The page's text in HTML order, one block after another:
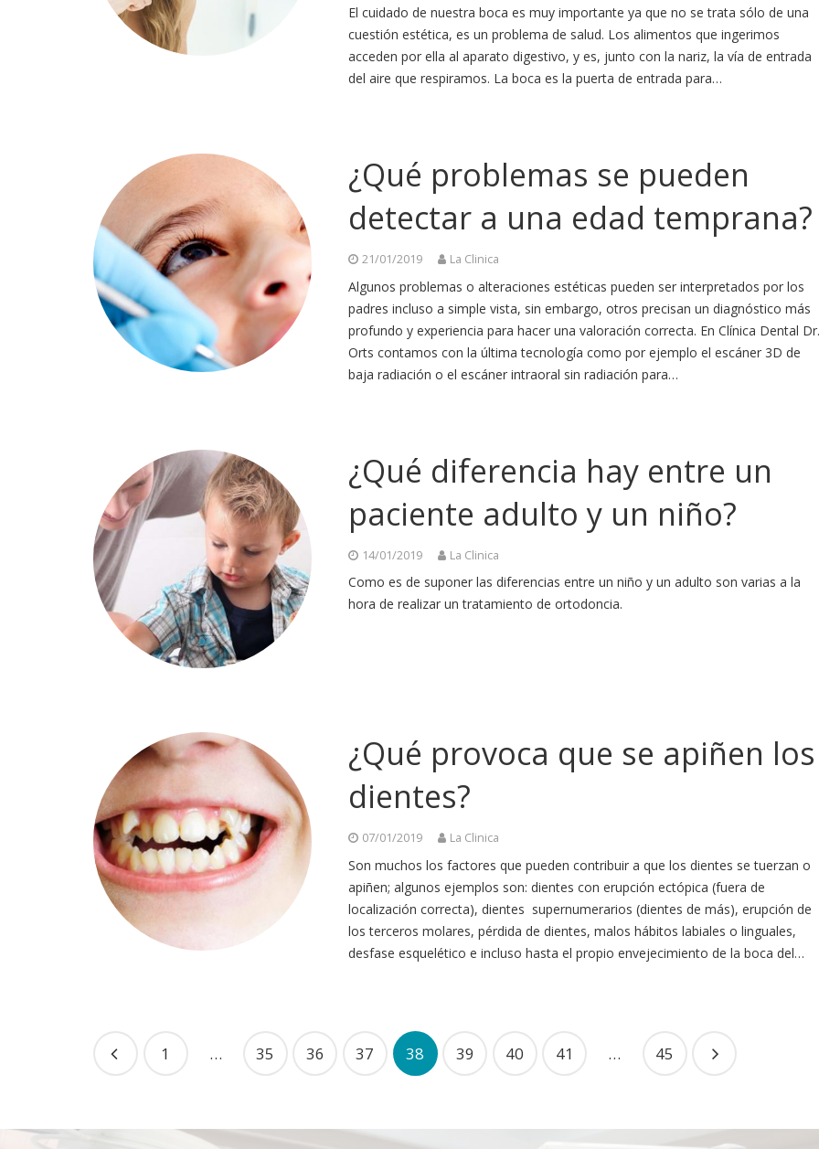
El cuidado de nuestra boca es muy importante ya que no se trata sólo de una
cuestión estética, es un problema de salud. Los alimentos que ingerimos
acceden por ella al aparato digestivo, y es, junto con la nariz, la vía de entrada
del aire que respiramos. La boca es la puerta de entrada para…
¿Qué problemas se pueden
detectar a una edad temprana?
21/01/2019 La Clinica
Algunos problemas o alteraciones estéticas pueden ser interpretados por los
padres incluso a simple vista, sin embargo, otros precisan un diagnóstico más
profundo y experiencia para hacer una valoración correcta. En Clínica Dental
Orts contamos con la última tecnología como por ejemplo el escáner 3D de
baja radiación o el escáner intraoral sin radiación para…
¿Qué diferencia hay entre un
paciente adulto y un niño?
14/01/2019 La Clinica
Como es de suponer las diferencias entre un niño y un adulto son varias a la
hora de realizar un tratamiento de ortodoncia.
¿Qué provoca que se apiñen los
dientes?
07/01/2019 La Clinica
Son muchos los factores que pueden contribuir a que los dientes se tuerzan o
apiñen; algunos ejemplos son: dientes con erupción ectópica (fuera de
localización correcta), dientes supernumerarios (dientes de más), erupción de
los terceros molares, pérdida de dientes, malos hábitos labiales o linguales,
desfase esquelético e incluso hasta el propio envejecimiento de la boca del…
1 … 35 36 37 38 39 40 41 … 45